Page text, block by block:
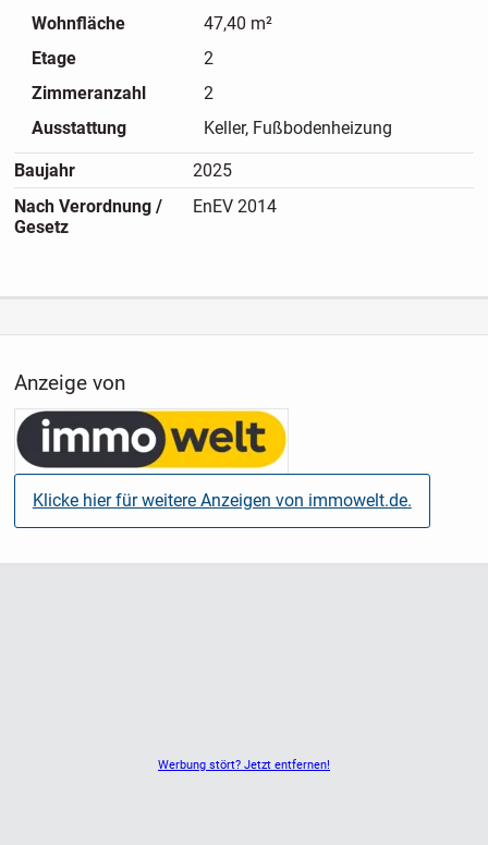
Loggia bietet einen geschützten Außenbereich und rundet
das komfortable Wohnkonzept dieser Wohnung ab.
Wohnfläche
47,40 m²
Etage
2
Zimmeranzahl
2
Ausstattung
Keller, Fußbodenheizung
Baujahr
2025
Nach Verordnung /
Gesetz
EnEV 2014
Werbung stört? Jetzt entfernen!
Anzeige von
Klicke hier für weitere Anzeigen von immowelt.de.